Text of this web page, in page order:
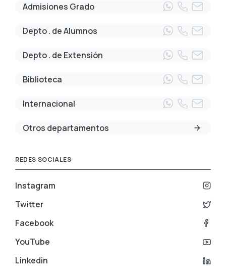
Admisiones Grado
Depto . de Alumnos
Depto . de Extensión
Biblioteca
Internacional
Otros departamentos
REDES SOCIALES
Instagram
Twitter
Facebook
YouTube
Linkedin